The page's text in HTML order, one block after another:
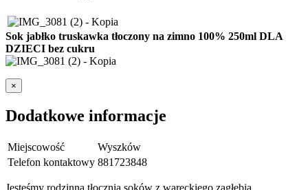
Sok jabłko truskawka tłoczony na zimno 100% 250ml DLA
DZIECI bez cukru
×
Dodatkowe informacje
Miejscowość
Wyszków
Telefon kontaktowy 881723848
Jesteśmy rodzinną tłocznią soków z wareckiego zagłębia